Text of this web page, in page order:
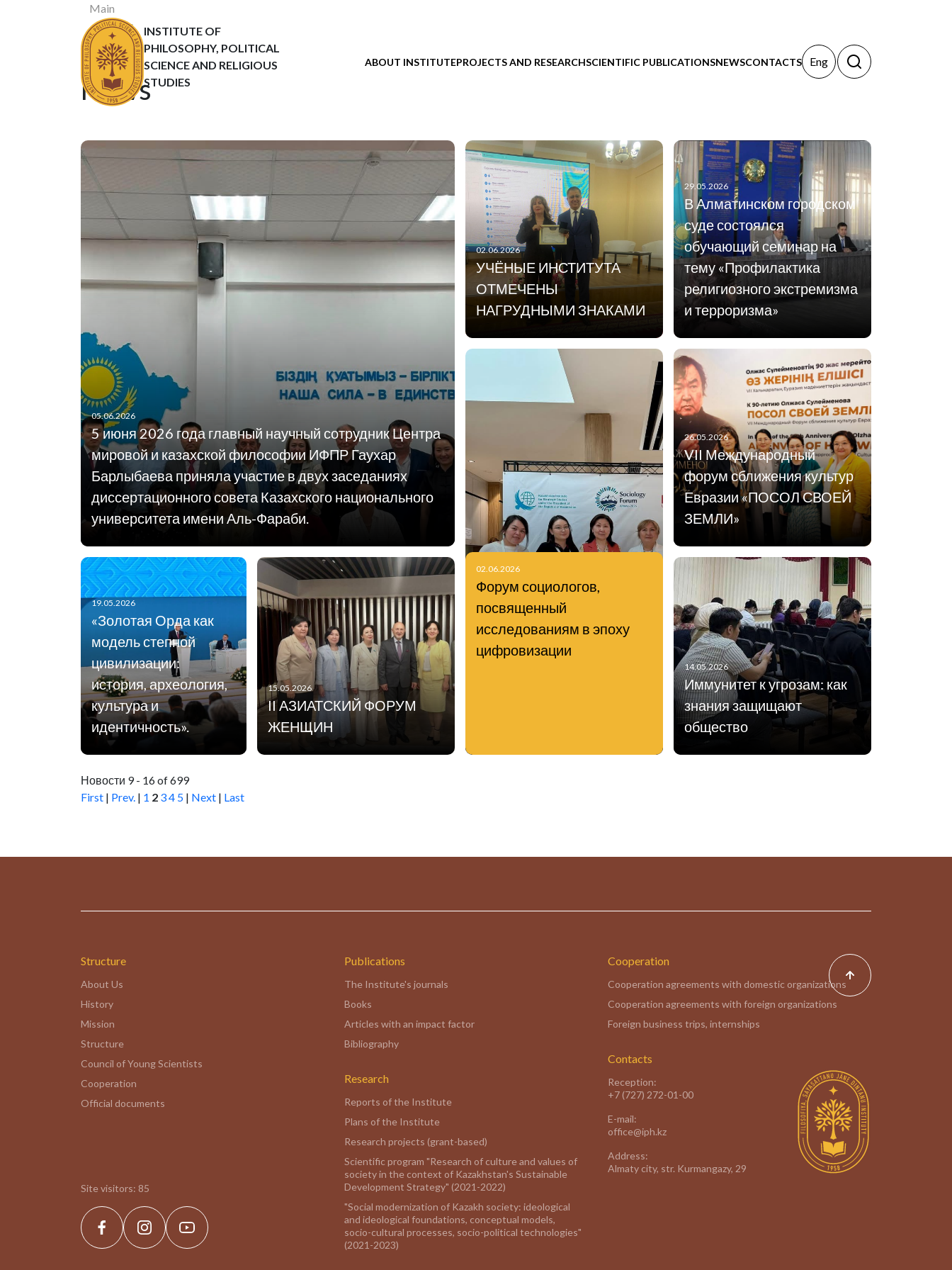
INSTITUTE OF
PHILOSOPHY, POLITICAL
SCIENCE AND RELIGIOUS
STUDIES
ABOUT INSTITUTEPROJECTS AND RESEARCHSCIENTIFIC PUBLICATIONSNEWSCONTACTS Eng
Main
News
Статьи
News
05.06.2026
5 июня 2026 года главный научный сотрудник Центра
мировой и казахской философии ИФПР Гаухар
Барлыбаева приняла участие в двух заседаниях
диссертационного совета Казахского национального
университета имени Аль-Фараби.
02.06.2026
Форум социологов,
посвященный
исследованиям в эпоху
цифровизации
02.06.2026
УЧЁНЫЕ ИНСТИТУТА
ОТМЕЧЕНЫ
НАГРУДНЫМИ ЗНАКАМИ
29.05.2026
В Алматинском городском
суде состоялся
обучающий семинар на
тему «Профилактика
религиозного экстремизма
и терроризма»
26.05.2026
VII Международный
форум сближения культур
Евразии «ПОСОЛ СВОЕЙ
ЗЕМЛИ»
19.05.2026
«Золотая Орда как
модель степной
цивилизации:
история, археология,
культура и
идентичность».
15.05.2026
II АЗИАТСКИЙ ФОРУМ
ЖЕНЩИН
14.05.2026
Иммунитет к угрозам: как
знания защищают
общество
Новости 9 - 16 of 699
First | Prev. | 1 2 34 5 | Next | Last
Structure
About Us
History
Mission
Structure
Council of Young Scientists
Cooperation
Official documents
Site visitors: 85
Publications
The Institute's journals
Books
Articles with an impact factor
Bibliography
Research
Reports of the Institute
Plans of the Institute
Research projects (grant-based)
Scientific program "Research of culture and values of
society in the context of Kazakhstan's Sustainable
Development Strategy" (2021-2022)
"Social modernization of Kazakh society: ideological
and ideological foundations, conceptual models,
socio-cultural processes, socio-political technologies"
(2021-2023)
Cooperation
Cooperation agreements with domestic organizations
Cooperation agreements with foreign organizations
Foreign business trips, internships
Contacts
Reception:
+7 (727) 272-01-00
E-mail:
office@iph.kz
Address:
Almaty city, str. Kurmangazy, 29